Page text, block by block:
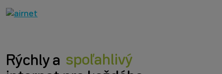
Rýchly a spoľahlivý